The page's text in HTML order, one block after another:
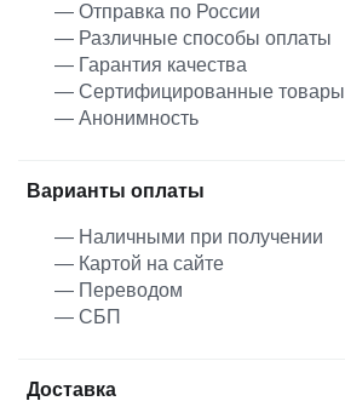
— Отправка по России
— Различные способы оплаты
— Гарантия качества
— Сертифицированные товары
— Анонимность
Варианты оплаты
— Наличными при получении
— Картой на сайте
— Переводом
— СБП
Доставка